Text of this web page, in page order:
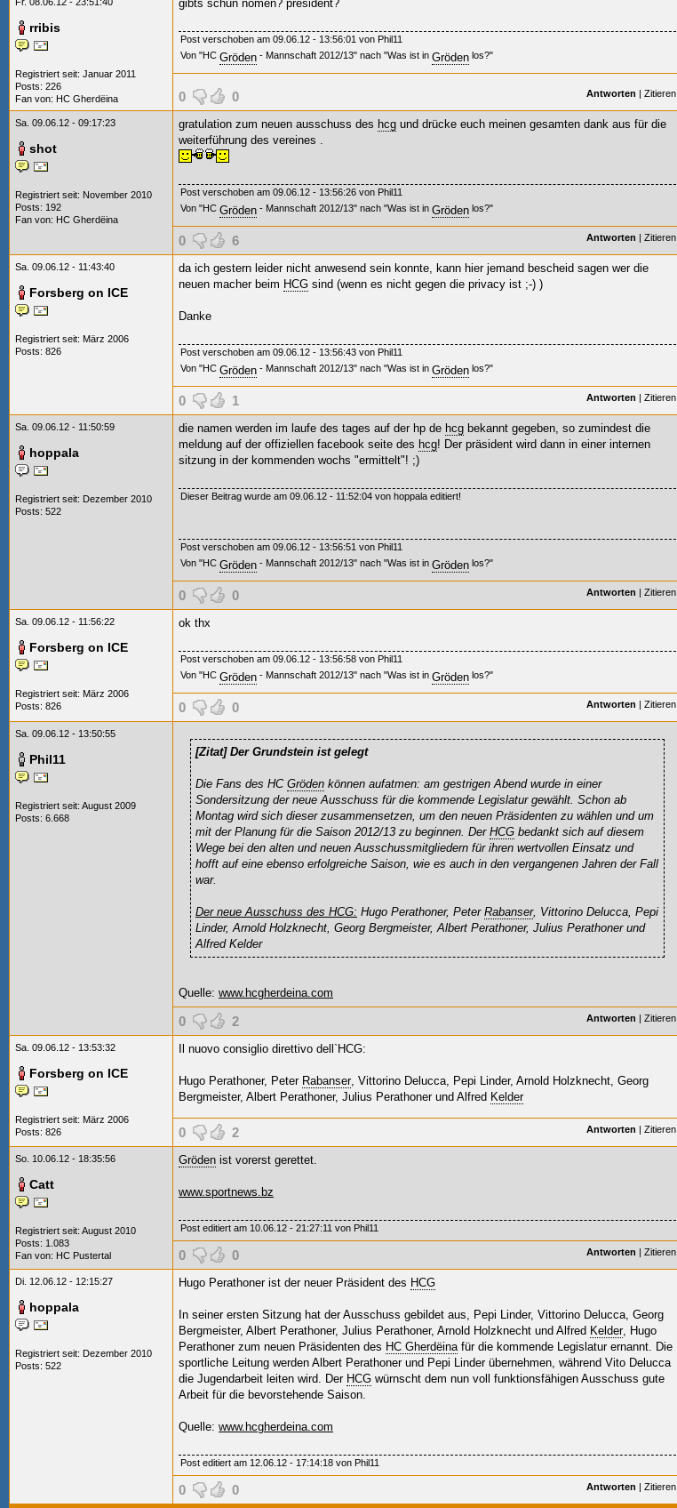
rribis
Registriert seit: Januar 2011
Posts: 226
Fan von: HC Gherdëina
gibts schun nomen? president?
Post verschoben am 09.06.12 - 13:56:01 von Phil11
Von "HC Gröden - Mannschaft 2012/13" nach "Was ist in Gröden los?"
0 0 Antworten | Zitieren
Sa. 09.06.12 - 09:17:23
shot
Registriert seit: November 2010
Posts: 192
Fan von: HC Gherdëina
gratulation zum neuen ausschuss des hcg und drücke euch meinen gesamten dank aus für die
weiterführung des vereines .
Post verschoben am 09.06.12 - 13:56:26 von Phil11
Von "HC Gröden - Mannschaft 2012/13" nach "Was ist in Gröden los?"
0 6 Antworten | Zitieren
Sa. 09.06.12 - 11:43:40
Forsberg on ICE
Registriert seit: März 2006
Posts: 826
da ich gestern leider nicht anwesend sein konnte, kann hier jemand bescheid sagen wer die
neuen macher beim HCG sind (wenn es nicht gegen die privacy ist ;-) )
Danke
Post verschoben am 09.06.12 - 13:56:43 von Phil11
Von "HC Gröden - Mannschaft 2012/13" nach "Was ist in Gröden los?"
0 1 Antworten | Zitieren
Sa. 09.06.12 - 11:50:59
hoppala
Registriert seit: Dezember 2010
Posts: 522
die namen werden im laufe des tages auf der hp de hcg bekannt gegeben, so zumindest die
meldung auf der offiziellen facebook seite des hcg! Der präsident wird dann in einer internen
sitzung in der kommenden wochs "ermittelt"! ;)
Dieser Beitrag wurde am 09.06.12 - 11:52:04 von hoppala editiert!
Post verschoben am 09.06.12 - 13:56:51 von Phil11
Von "HC Gröden - Mannschaft 2012/13" nach "Was ist in Gröden los?"
0 0 Antworten | Zitieren
Sa. 09.06.12 - 11:56:22
Forsberg on ICE
Registriert seit: März 2006
Posts: 826
ok thx
Post verschoben am 09.06.12 - 13:56:58 von Phil11
Von "HC Gröden - Mannschaft 2012/13" nach "Was ist in Gröden los?"
0 0 Antworten | Zitieren
Sa. 09.06.12 - 13:50:55
Phil11
Registriert seit: August 2009
Posts: 6.668
[Zitat] Der Grundstein ist gelegt
Die Fans des HC Gröden können aufatmen: am gestrigen Abend wurde in einer
Sondersitzung der neue Ausschuss für die kommende Legislatur gewählt. Schon ab
Montag wird sich dieser zusammensetzen, um den neuen Präsidenten zu wählen und um
mit der Planung für die Saison 2012/13 zu beginnen. Der HCG bedankt sich auf diesem
Wege bei den alten und neuen Ausschussmitgliedern für ihren wertvollen Einsatz und
hofft auf eine ebenso erfolgreiche Saison, wie es auch in den vergangenen Jahren der Fall
war.
Der neue Ausschuss des HCG: Hugo Perathoner, Peter Rabanser, Vittorino Delucca, Pepi
Linder, Arnold Holzknecht, Georg Bergmeister, Albert Perathoner, Julius Perathoner und
Alfred Kelder
Quelle: www.hcgherdeina.com
0 2 Antworten | Zitieren
Sa. 09.06.12 - 13:53:32
Forsberg on ICE
Registriert seit: März 2006
Posts: 826
Il nuovo consiglio direttivo dell`HCG:
Hugo Perathoner, Peter Rabanser, Vittorino Delucca, Pepi Linder, Arnold Holzknecht, Georg
Bergmeister, Albert Perathoner, Julius Perathoner und Alfred Kelder
0 2 Antworten | Zitieren
So. 10.06.12 - 18:35:56
Catt
Registriert seit: August 2010
Posts: 1.083
Fan von: HC Pustertal
Gröden ist vorerst gerettet.
www.sportnews.bz
Post editiert am 10.06.12 - 21:27:11 von Phil11
0 0 Antworten | Zitieren
Di. 12.06.12 - 12:15:27
hoppala
Registriert seit: Dezember 2010
Posts: 522
Hugo Perathoner ist der neuer Präsident des HCG
In seiner ersten Sitzung hat der Ausschuss gebildet aus, Pepi Linder, Vittorino Delucca, Georg
Bergmeister, Albert Perathoner, Julius Perathoner, Arnold Holzknecht und Alfred Kelder, Hugo
Perathoner zum neuen Präsidenten des HC Gherdëinafür die kommende Legislatur ernannt. Die
sportliche Leitung werden Albert Perathoner und Pepi Linder übernehmen, während Vito Delucca
die Jugendarbeit leiten wird. Der HCG würnscht dem nun voll funktionsfähigen Ausschuss gute
Arbeit für die bevorstehende Saison.
Quelle: www.hcgherdeina.com
Post editiert am 12.06.12 - 17:14:18 von Phil11
0 0 Antworten | Zitieren